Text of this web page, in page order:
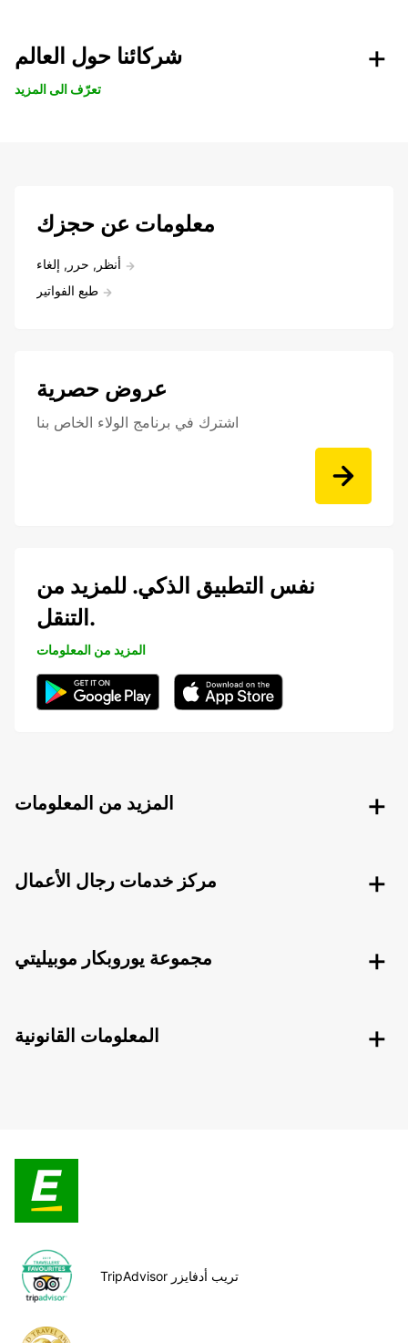
شركائنا حول العالم
تعرّف الى المزيد
معلومات عن حجزك
أنظر, حرر, إلغاء
طبع الفواتير
عروض حصرية
اشترك في برنامج الولاء الخاص بنا
نفس التطبيق الذكي. للمزيد من
التنقل.
المزيد من المعلومات
المزيد من المعلومات
مركز خدمات رجال الأعمال
مجموعة يوروبكار موبيليتي
المعلومات القانونية
TripAdvisor تريب أدفايزر